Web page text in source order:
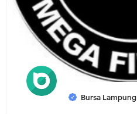
Bursa Lampung